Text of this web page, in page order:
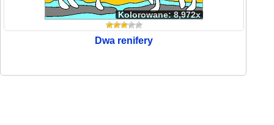
Kolorowane: 8,972x
Dwa renifery